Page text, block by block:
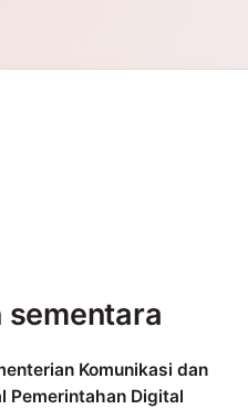
sementara
Komunikasi dan
Pemerintahan Digital